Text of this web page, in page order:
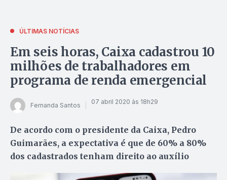
ÚLTIMAS NOTÍCIAS
Em seis horas, Caixa cadastrou 10
milhões de trabalhadores em
programa de renda emergencial
Fernanda Santos 07 abril 2020 às 18h29
De acordo com o presidente da Caixa, Pedro
Guimarães, a expectativa é que de 60% a 80%
dos cadastrados tenham direito ao auxílio